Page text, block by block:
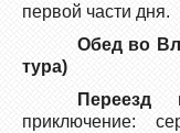
первой части дня.
Обед во
тура)
Переезд
приключение: